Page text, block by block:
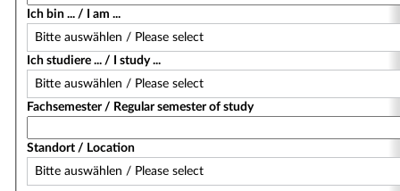
Ich bin ... / I am ...
Ich studiere ... / I study ...
Fachsemester / Regular semester of study
Standort / Location